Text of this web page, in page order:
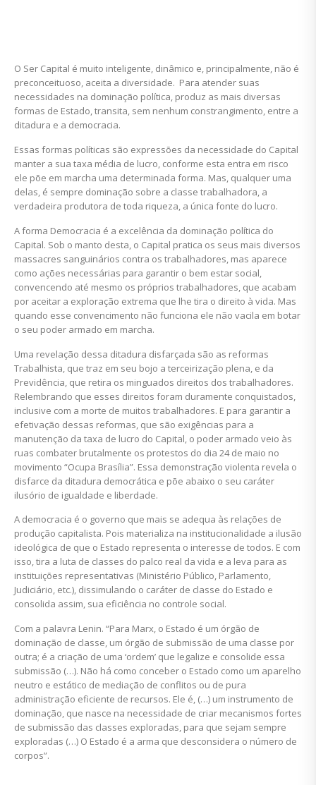
O Ser Capital é muito inteligente, dinâmico e, principalmente, não é
preconceituoso, aceita a diversidade. Para atender suas
necessidades na dominação política, produz as mais diversas
formas de Estado, transita, sem nenhum constrangimento, entre a
ditadura e a democracia.
Essas formas políticas são expressões da necessidade do Capital
manter a sua taxa média de lucro, conforme esta entra em risco
ele põe em marcha uma determinada forma. Mas, qualquer uma
delas, é sempre dominação sobre a classe trabalhadora, a
verdadeira produtora de toda riqueza, a única fonte do lucro.
A forma Democracia é a excelência da dominação política do
Capital. Sob o manto desta, o Capital pratica os seus mais diversos
massacres sanguinários contra os trabalhadores, mas aparece
como ações necessárias para garantir o bem estar social,
convencendo até mesmo os próprios trabalhadores, que acabam
por aceitar a exploração extrema que lhe tira o direito à vida. Mas
quando esse convencimento não funciona ele não vacila em botar
o seu poder armado em marcha.
Uma revelação dessa ditadura disfarçada são as reformas
Trabalhista, que traz em seu bojo a terceirização plena, e da
Previdência, que retira os minguados direitos dos trabalhadores.
Relembrando que esses direitos foram duramente conquistados,
inclusive com a morte de muitos trabalhadores. E para garantir a
efetivação dessas reformas, que são exigências para a
manutenção da taxa de lucro do Capital, o poder armado veio às
ruas combater brutalmente os protestos do dia 24 de maio no
movimento “Ocupa Brasília”. Essa demonstração violenta revela o
disfarce da ditadura democrática e põe abaixo o seu caráter
ilusório de igualdade e liberdade.
A democracia é o governo que mais se adequa às relações de
produção capitalista. Pois materializa na institucionalidade a ilusão
ideológica de que o Estado representa o interesse de todos. E com
isso, tira a luta de classes do palco real da vida e a leva para as
instituições representativas (Ministério Público, Parlamento,
Judiciário, etc.), dissimulando o caráter de classe do Estado e
consolida assim, sua eficiência no controle social.
Com a palavra Lenin. “Para Marx, o Estado é um órgão de
dominação de classe, um órgão de submissão de uma classe por
outra; é a criação de uma ‘ordem’ que legalize e consolide essa
submissão (…). Não há como conceber o Estado como um aparelho
neutro e estático de mediação de conflitos ou de pura
administração eficiente de recursos. Ele é, (…) um instrumento de
dominação, que nasce na necessidade de criar mecanismos fortes
de submissão das classes exploradas, para que sejam sempre
exploradas (…) O Estado é a arma que desconsidera o número de
corpos”.